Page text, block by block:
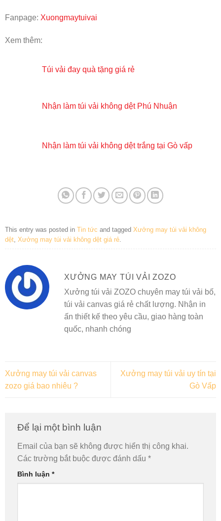
Fanpage: Xuongmaytuivai
Xem thêm:
Túi vải đay quà tặng giá rẻ
Nhận làm túi vải không dệt Phú Nhuận
Nhận làm túi vải không dệt trắng tại Gò vấp
This entry was posted in Tin tức and tagged Xưởng may túi vải không
dệt, Xưởng may túi vải không dệt giá rẻ.
XƯỞNG MAY TÚI VẢI ZOZO
Xưởng túi vải ZOZO chuyên may túi vải bố,
túi vải canvas giá rẻ chất lượng. Nhận in
ấn thiết kế theo yêu cầu, giao hàng toàn
quốc, nhanh chóng
Xưởng may túi vải canvas
zozo giá bao nhiêu ?
Xưởng may túi vải uy tín tại
Gò Vấp
Để lại một bình luận
Email của bạn sẽ không được hiển thị công khai.
Các trường bắt buộc được đánh dấu *
Bình luận *